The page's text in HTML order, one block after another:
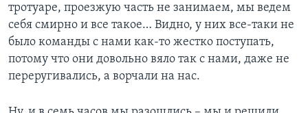
тротуаре, проезжую часть не занимаем, мы ведем
себя смирно и все такое… Видно, у них все-таки не
было команды с нами как-то жестко поступать,
потому что они довольно вяло так с нами, даже не
переругивались, а ворчали на нас.